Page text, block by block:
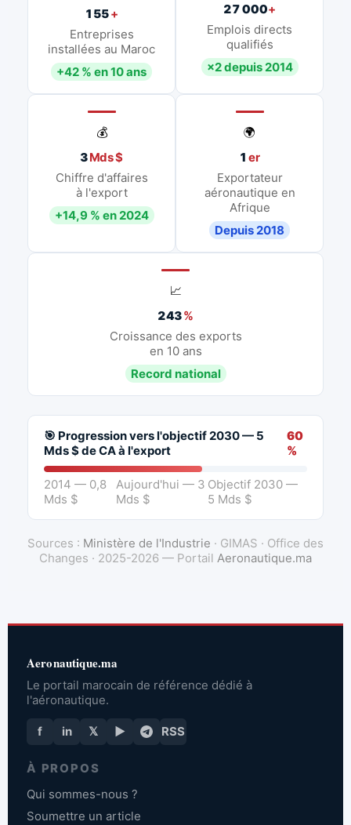
155+
Entreprises
installées au Maroc
+42 % en 10 ans
27 000+
Emplois directs
qualifiés
×2 depuis 2014
💰
3Mds $
Chiffre d'affaires
à l'export
+14,9 % en 2024
🌍
1 er
Exportateur
aéronautique en
Afrique
Depuis 2018
📈
243%
Croissance des exports
en 10 ans
Record national
🎯 Progression vers l'objectif 2030 — 5
Mds $ de CA à l'export
60
%
2014 — 0,8
Mds $
Aujourd'hui — 3
Mds $
Objectif 2030 —
5 Mds $
Sources : Ministère de l'Industrie · GIMAS · Office des
Changes · 2025-2026 — Portail Aeronautique.ma
Aeronautique.ma
Le portail marocain de référence dédié à
l'aéronautique.
f in 𝕏 ▶ RSS
À PROPOS
Qui sommes-nous ?
Soumettre un article